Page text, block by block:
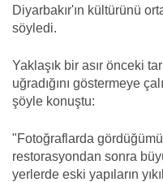
Diyarbakır'ın kültürünü
söyledi.
Yaklaşık bir asır önceki
uğradığını göstermeye
şöyle konuştu:
"Fotoğraflarda
restorasyondan sonra
yerlerde eski yapıların